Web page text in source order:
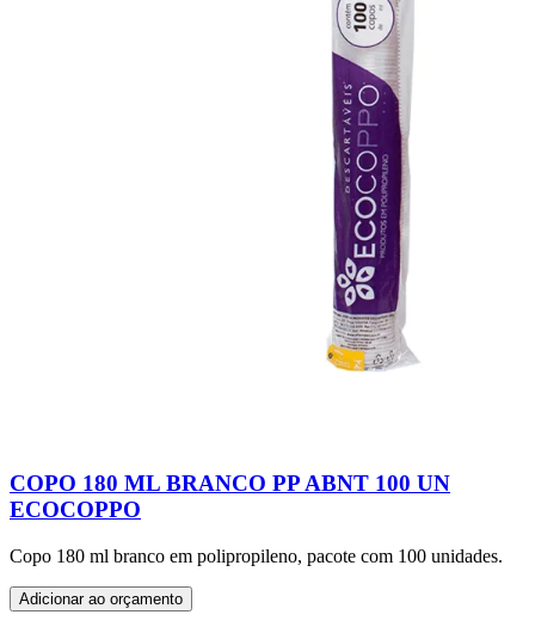
COPO 180 ML BRANCO PP ABNT 100 UN
ECOCOPPO
Copo 180 ml branco em polipropileno, pacote com 100 unidades.
Adicionar ao orçamento